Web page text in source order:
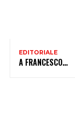
EDITORIALE
A FRANCESCO…